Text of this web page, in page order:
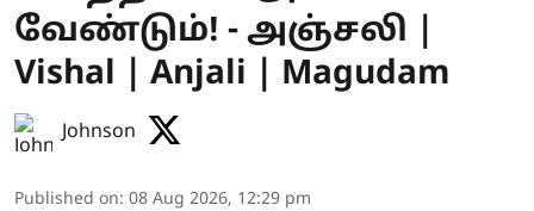
வேண்டும்! - அஞ்சலி |
Vishal | Anjali | Magudam
Johnson
Published on: 08 Aug 2026, 12:29 pm